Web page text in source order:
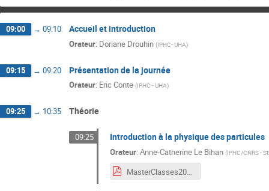
09:00 → 09:10 Accueil et introduction
Orateur: Doriane Drouhin (IPHC- UHA)
09:15 → 09:20 Présentation de la journée
Orateur: Eric Conte (IPHC - UHA)
09:25 → 10:35 Théorie
09:25 Introduction à la physique des particules
Orateur:Anne-Catherine Le Bihan (IPHC/CNRS -
MasterClasses2023_IntroductionALaPhysiqueDesParticules.pdf